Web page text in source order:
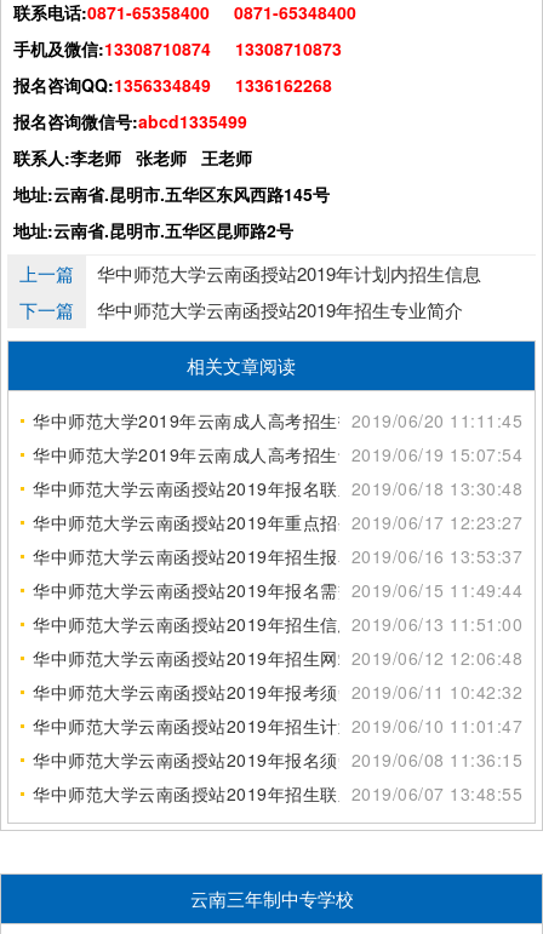
联系电话:0871-65358400 0871-65348400
手机及微信:13308710874 13308710873
报名咨询QQ:1356334849 1336162268
报名咨询微信号:abcd1335499
联系人:李老师 张老师 王老师
地址:云南省.昆明市.五华区东风西路145号
地址:云南省.昆明市.五华区昆师路2号
上一篇
华中师范大学云南函授站2019年计划内招生信息
下一篇
华中师范大学云南函授站2019年招生专业简介
相关文章阅读
华中师范大学2019年云南成人高考招生报名电话2019/06/20 11:11:45
华中师范大学2019年云南成人高考招生专业表2019/06/19 15:07:54
华中师范大学云南函授站2019年报名联系电话2019/06/18 13:30:48
华中师范大学云南函授站2019年重点招生专业2019/06/17 12:23:27
华中师范大学云南函授站2019年招生报名要求2019/06/16 13:53:37
华中师范大学云南函授站2019年报名需交2019/06/15 11:49:44
华中师范大学云南函授站2019年招生信息网2019/06/13 11:51:00
华中师范大学云南函授站2019年招生网站2019/06/12 12:06:48
华中师范大学云南函授站2019年报考须知2019/06/11 10:42:32
华中师范大学云南函授站2019年招生计划表2019/06/10 11:01:47
华中师范大学云南函授站2019年报名须知2019/06/08 11:36:15
华中师范大学云南函授站2019年招生联系方式2019/06/07 13:48:55
云南三年制中专学校